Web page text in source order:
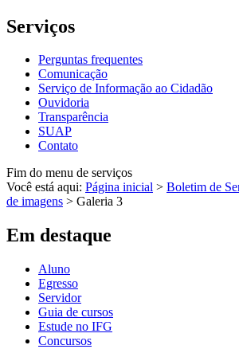
Serviços
Perguntas frequentes
Comunicação
Serviço de Informação ao Cidadão
Ouvidoria
Transparência
SUAP
Contato
Fim do menu de serviços
Você está aqui: Página inicial > Boletim de
de imagens > Galeria 3
Em destaque
Aluno
Egresso
Servidor
Guia de cursos
Estude no IFG
Concursos